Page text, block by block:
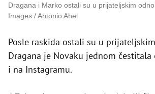
Dragana i Marko ostali su u prijateljskim
Images / Antonio Ahel
Posle raskida ostali su u
Dragana je Novaku jednom
i na Instagramu.